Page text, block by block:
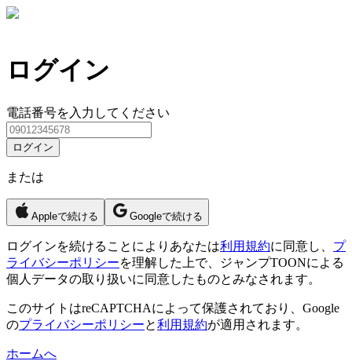
ログイン
電話番号を入力してください
ログイン
または
Appleで続ける Googleで続ける
ログインを続けることによりあなたは利用規約に同意し、 プ
ライバシーポリシーを理解した上で、ジャンプTOONによる
個人データの取り扱いに同意したものとみなされます。
このサイトはreCAPTCHAによって保護されており、Google
のプライバシーポリシーと利用規約が適用されます。
ホームへ